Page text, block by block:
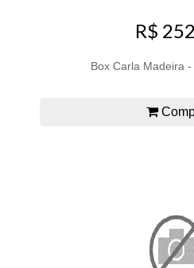
R$
Box Carla Madeira